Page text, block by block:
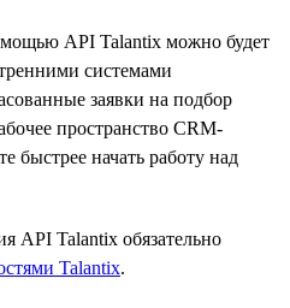
API Talantix можно будет
системами
заявки на подбор
пространство CRM-
быстрее начать работу над
API Talantix обязательно
Talantix.